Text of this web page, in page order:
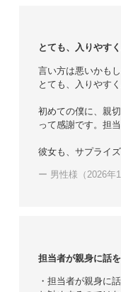
とても、入りやす
言い方は悪いかも
とても、入りやす
初めての僕に、親
って感謝です。担
彼女も、サプライ
ー 男性様（2026年1
担当者が親身に話
・担当者が親身に